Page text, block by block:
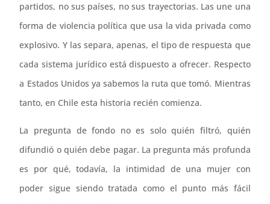
partidos, no sus países, no sus trayectorias. Las une una
forma de violencia política que usa la vida privada como
explosivo. Y las separa, apenas, el tipo de respuesta que
cada sistema jurídico está dispuesto a ofrecer. Respecto
a Estados Unidos ya sabemos la ruta que tomó. Mientras
tanto, en Chile esta historia recién comienza.
La pregunta de fondo no es solo quién filtró, quién
difundió o quién debe pagar. La pregunta más profunda
es por qué, todavía, la intimidad de una mujer con
poder sigue siendo tratada como el punto más fácil